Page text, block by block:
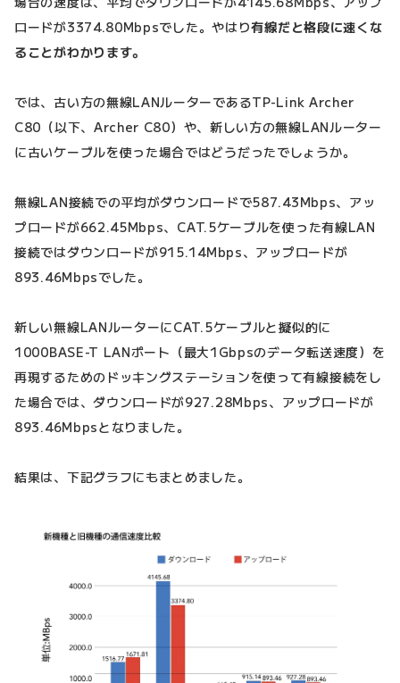
ロードが3374.80Mbpsでした。やはり有線だと格段に速くな
ることがわかります。
では、古い方の無線LANルーターであるTP-Link Archer
C80（以下、Archer C80）や、新しい方の無線LANルーター
に古いケーブルを使った場合ではどうだったでしょうか。
無線LAN接続での平均がダウンロードで587.43Mbps、アッ
プロードが662.45Mbps、CAT.5ケーブルを使った有線LAN
接続ではダウンロードが915.14Mbps、アップロードが
893.46Mbpsでした。
新しい無線LANルーターにCAT.5ケーブルと擬似的に
1000BASE-T LANポート（最大1Gbpsのデータ転送速度）を
再現するためのドッキングステーションを使って有線接続をし
た場合では、ダウンロードが927.28Mbps、アップロードが
893.46Mbpsとなりました。
結果は、下記グラフにもまとめました。